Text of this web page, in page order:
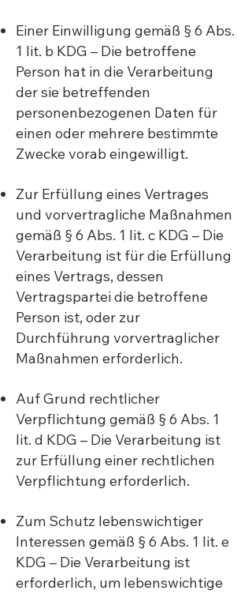
Einer Einwilligung gemäß § 6 Abs.
1 lit. b KDG – Die betroffene
Person hat in die Verarbeitung
der sie betreffenden
personenbezogenen Daten für
einen oder mehrere bestimmte
Zwecke vorab eingewilligt.
Zur Erfüllung eines Vertrages
und vorvertragliche Maßnahmen
gemäß § 6 Abs. 1 lit. c KDG – Die
Verarbeitung ist für die Erfüllung
eines Vertrags, dessen
Vertragspartei die betroffene
Person ist, oder zur
Durchführung vorvertraglicher
Maßnahmen erforderlich.
Auf Grund rechtlicher
Verpflichtung gemäß § 6 Abs. 1
lit. d KDG – Die Verarbeitung ist
zur Erfüllung einer rechtlichen
Verpflichtung erforderlich.
Zum Schutz lebenswichtiger
Interessen gemäß § 6 Abs. 1 lit. e
KDG – Die Verarbeitung ist
erforderlich, um lebenswichtige